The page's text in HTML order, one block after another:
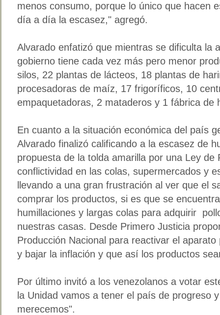
menos consumo, porque lo único que hacen
día a día la escasez," agregó.
Alvarado enfatizó que mientras se dificulta la
gobierno tiene cada vez más pero menor
silos, 22 plantas de lácteos, 18 plantas de
procesadoras de maíz, 17 frigoríficos, 10
empaquetadoras, 2 mataderos y 1 fábrica de
En cuanto a la situación económica del país
Alvarado finalizó calificando a la escasez de
propuesta de la tolda amarilla por una Ley de
conflictividad en las colas, supermercados y
llevando a una gran frustración al ver que el
comprar los productos, si es que se
humillaciones y largas colas para adquirir
nuestras casas. Desde Primero Justicia
Producción Nacional para reactivar el
y bajar la inflación y que así los productos
Por último invitó a los venezolanos a votar
la Unidad vamos a tener el país de progreso
merecemos".